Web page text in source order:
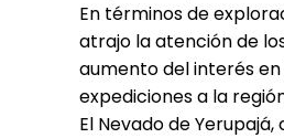
En términos de
atrajo la atención de
aumento del interés
expediciones a la
El Nevado de